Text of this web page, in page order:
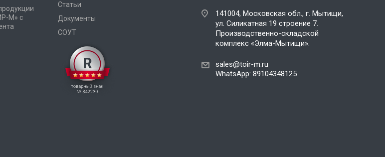
М» с
Статьи
Документы
СОУТ
141004, Московская обл., г. Мытищи,
ул. Силикатная 19 строение 7.
Производственно-складской
комплекс «Элма-Мытищи».
sales@toir-m.ru
WhatsApp: 89104348125